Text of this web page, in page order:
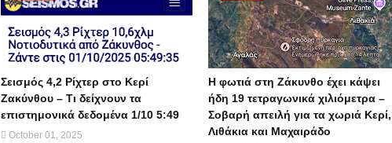
Σεισμός 4,2 Ρίχτερ στο Κερί
Ζακύνθου – Τι δείχνουν τα
επιστημονικά δεδομένα 1/10 5:49
October 01, 2025
Η φωτιά στη Ζάκυνθο έχει κάψει
ήδη 19 τετραγωνικά χιλιόμετρα –
Σοβαρή απειλή για τα χωριά Κερί,
Λιθάκια και Μαχαιράδο